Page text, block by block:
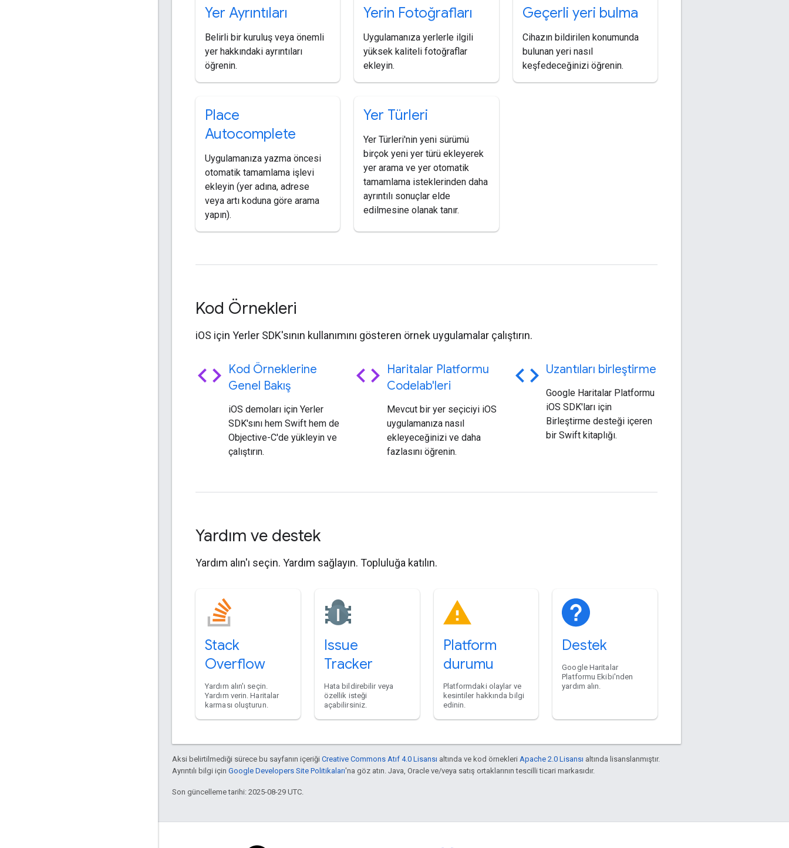
Yer Ayrıntıları
Belirli bir kuruluş veya önemli
yer hakkındaki ayrıntıları
öğrenin.
Yerin Fotoğrafları
Uygulamanıza yerlerle ilgili
yüksek kaliteli fotoğraflar
ekleyin.
Geçerli yeri bulma
Cihazın bildirilen konumunda
bulunan yeri nasıl
keşfedeceğinizi öğrenin.
Place
Autocomplete
Uygulamanıza yazma öncesi
otomatik tamamlama işlevi
ekleyin (yer adına, adrese
veya artı koduna göre arama
yapın).
Yer Türleri
Yer Türleri'nin yeni sürümü
birçok yeni yer türü ekleyerek
yer arama ve yer otomatik
tamamlama isteklerinden daha
ayrıntılı sonuçlar elde
edilmesine olanak tanır.
Kod Örnekleri
iOS için Yerler SDK'sının kullanımını gösteren örnek uygulamalar çalıştırın.
code Kod Örneklerine
Genel Bakış
iOS demoları için Yerler
SDK'sını hem Swift hem de
Objective-C'de yükleyin ve
çalıştırın.
code Haritalar Platformu
Codelab'leri
Mevcut bir yer seçiciyi iOS
uygulamanıza nasıl
ekleyeceğinizi ve daha
fazlasını öğrenin.
code Uzantıları birleştirme
Google Haritalar Platformu
iOS SDK'ları için
Birleştirme desteği içeren
bir Swift kitaplığı.
Yardım ve destek
Yardım alın'ı seçin. Yardım sağlayın. Topluluğa katılın.
Stack
Overflow
Yardım alın'ı seçin.
Yardım verin. Haritalar
karması oluşturun.
Issue
Tracker
Hata bildirebilir veya
özellik isteği
açabilirsiniz.
Platform
durumu
Platformdaki olaylar ve
kesintiler hakkında bilgi
edinin.
Destek
Google Haritalar
Platformu Ekibi'nden
yardım alın.
Aksi belirtilmediği sürece bu sayfanın içeriği Creative Commons Atıf 4.0 Lisansı altında ve kod örnekleri Apache 2.0 Lisansı altında lisanslanmıştır.
Ayrıntılı bilgi için Google Developers Site Politikaları'na göz atın. Java, Oracle ve/veya satış ortaklarının tescilli ticari markasıdır.
Son güncelleme tarihi: 2025-08-29 UTC.